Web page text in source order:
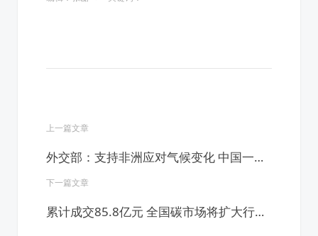
上一篇文章
外交部：支持非洲应对气候变化 中国一以
下一篇文章
累计成交85.8亿元 全国碳市场将扩大行业